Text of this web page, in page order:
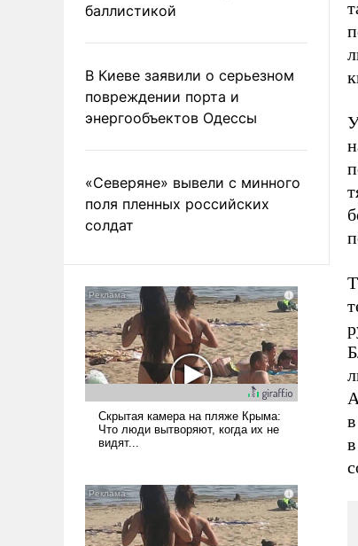
баллистикой
В Киеве заявили о серьезном
повреждении порта и
энергообъектов Одессы
«Северяне» вывели с минного
поля пленных российских
солдат